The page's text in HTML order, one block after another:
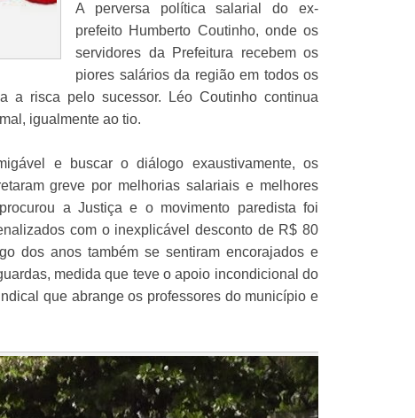
A perversa política salarial do ex-
prefeito Humberto Coutinho, onde os
servidores da Prefeitura recebem os
piores salários da região em todos os
a risca pelo sucessor. Léo Coutinho continua
igualmente ao tio.
e buscar o diálogo exaustivamente, os
greve por melhorias salariais e melhores
a Justiça e o movimento paredista foi
com o inexplicável desconto de R$ 80
dos anos também se sentiram encorajados e
medida que teve o apoio incondicional do
que abrange os professores do município e